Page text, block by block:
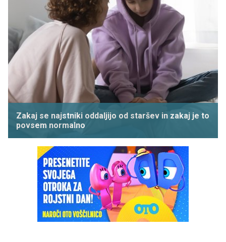
Zakaj se najstniki oddaljijo od staršev in zakaj je to
povsem normalno